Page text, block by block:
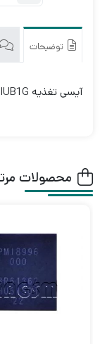
توضیحات
آیسی تغذیه BCM59054A1IUB1G
محصولات